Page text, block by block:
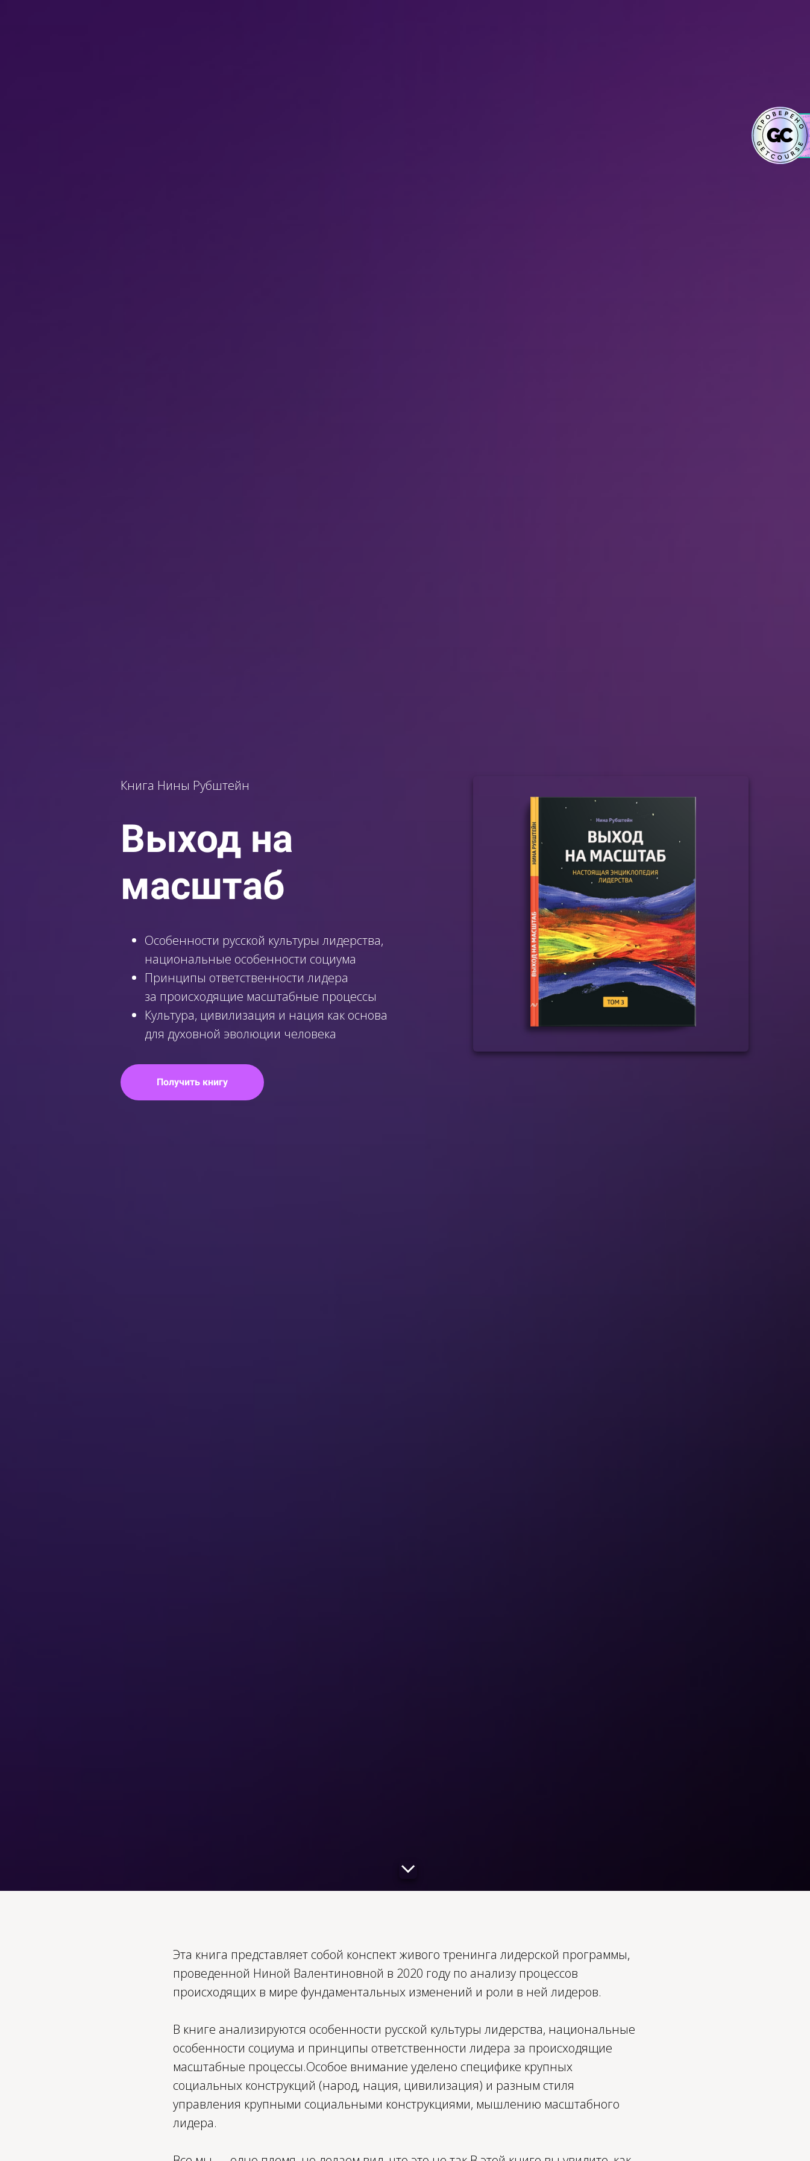
Книга Нины Рубштейн
Выход на
масштаб
Особенности русской культуры лидерства,
национальные особенности социума
Принципы ответственности лидера
за происходящие масштабные процессы
Культура, цивилизация и нация как основа
для духовной эволюции человека
Получить книгу
Эта книга представляет собой конспект живого тренинга лидерской программы,
проведенной Ниной Валентиновной в 2020 году по анализу процессов
происходящих в мире фундаментальных изменений и роли в ней лидеров.
В книге анализируются особенности русской культуры лидерства, национальные
особенности социума и принципы ответственности лидера за происходящие
масштабные процессы.Особое внимание уделено специфике крупных
социальных конструкций (народ, нация, цивилизация) и разным стиля
управления крупными социальными конструкциями, мышлению масштабного
лидера.